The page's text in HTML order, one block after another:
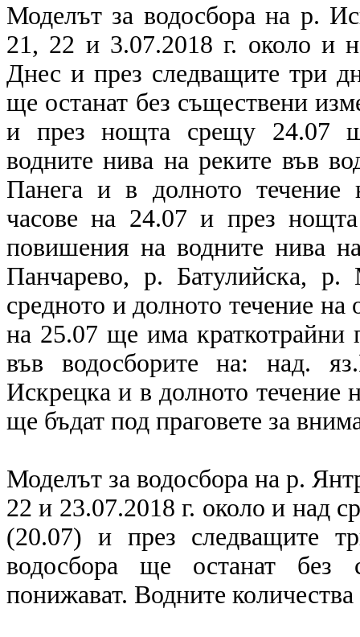
Моделът за водосбора на р.
21, 22 и 3.07.2018 г. около и
Днес и през следващите три
ще останат без съществени
и през нощта срещу 24.07
водните нива на реките във
Панега и в долното течение
часове на 24.07 и през
повишения на водните нива
Панчарево, р. Батулийска,
средното и долното течение на
на 25.07 ще има краткотрайни
във водосборите на: над.
Искрецка и в долното течение
ще бъдат под праговете за
Моделът за водосбора на р.
22 и 23.07.2018 г. около и над
(20.07) и през следващите
водосбора ще останат
понижават. Водните